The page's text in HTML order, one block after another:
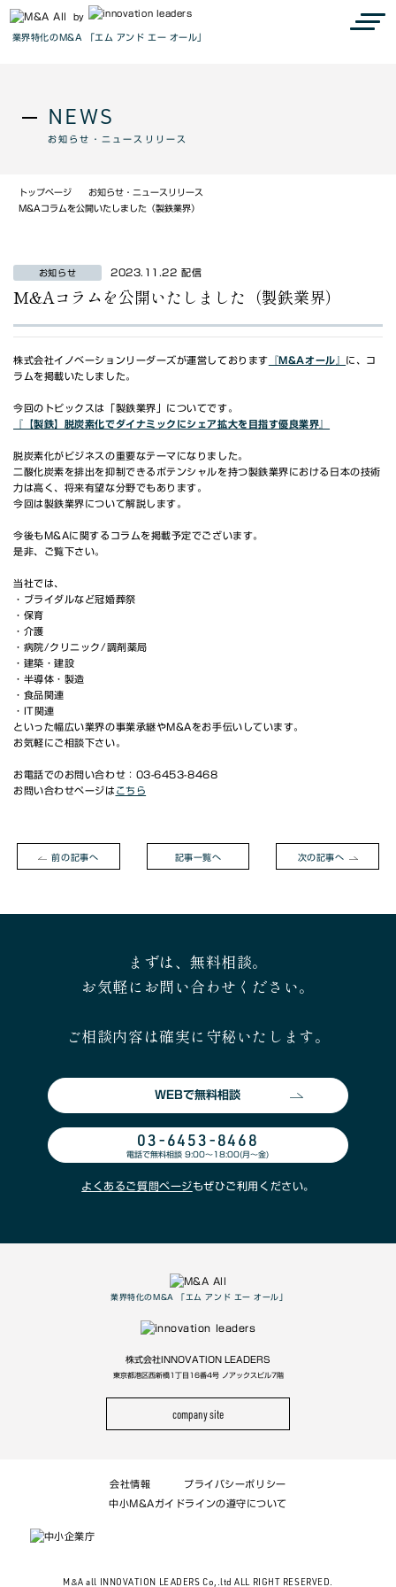
by
業界特化のM&A 「エム アンド エー オール」
WEBで無料相談
03-6453-8468
電話で無料相談 9:00〜18:00(月〜金)
NEWS
お知らせ・ニュースリリース
トップページ
お知らせ・ニュースリリース
M&Aコラムを公開いたしました（製鉄業界）
お知らせ 2023.11.22 配信
M&Aコラムを公開いたしました（製鉄業界）
株式会社イノベーションリーダーズが運営しております 『M&Aオール』 に、コ
ラムを掲載いたしました。
今回のトピックスは「製鉄業界」についてです。
『【製鉄】脱炭素化でダイナミックにシェア拡大を目指す優良業界』
脱炭素化がビジネスの重要なテーマになりました。
二酸化炭素を排出を抑制できるポテンシャルを持つ製鉄業界における日本の技術
力は高く、将来有望な分野でもあります。
今回は製鉄業界について解説します。
今後もM&Aに関するコラムを掲載予定でございます。
是非、ご覧下さい。
当社では、
・ブライダルなど冠婚葬祭
・保育
・介護
・病院/クリニック/調剤薬局
・建築・建設
・半導体・製造
・食品関連
・IT関連
といった幅広い業界の事業承継やM&Aをお手伝いしています。
お気軽にご相談下さい。
お電話でのお問い合わせ：03-6453-8468
お問い合わせページは こちら
前の記事へ 記事一覧へ 次の記事へ
まずは、無料相談。
お気軽にお問い合わせください。
ご相談内容は確実に守秘いたします。
WEBで無料相談
03-6453-8468
電話で無料相談 9:00〜18:00(月〜金)
よくあるご質問ページもぜひご利用ください。
業界特化のM&A 「エム アンド エー オール」
株式会社INNOVATION LEADERS
東京都港区西新橋1丁目16番4号 ノアックスビル7階
company site
会社情報
プライバシーポリシー
中小M&Aガイドラインの遵守について
M&A all INNOVATION LEADERS Co,.ltd ALL RIGHT RESERVED.